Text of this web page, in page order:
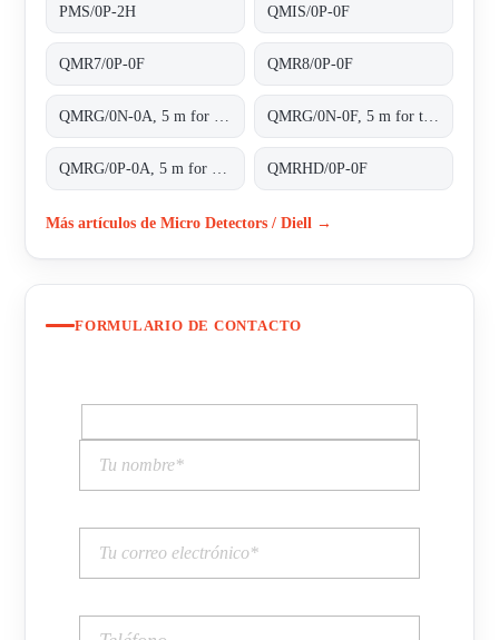
PMS/0P-2H QMIS/0P-0F
QMR7/0P-0F QMR8/0P-0F
QMRG/0N-0A, 5 m for transparent objects NPN L/D cable 2m QMRG/0N-0F, 5 m for transparent objects NPN L/D conn.M8 4pins
QMRG/0P-0A, 5 m for transparent objects PNP L/D cable 2m QMRHD/0P-0F
Más artículos de Micro Detectors / Diell →
FORMULARIO DE CONTACTO